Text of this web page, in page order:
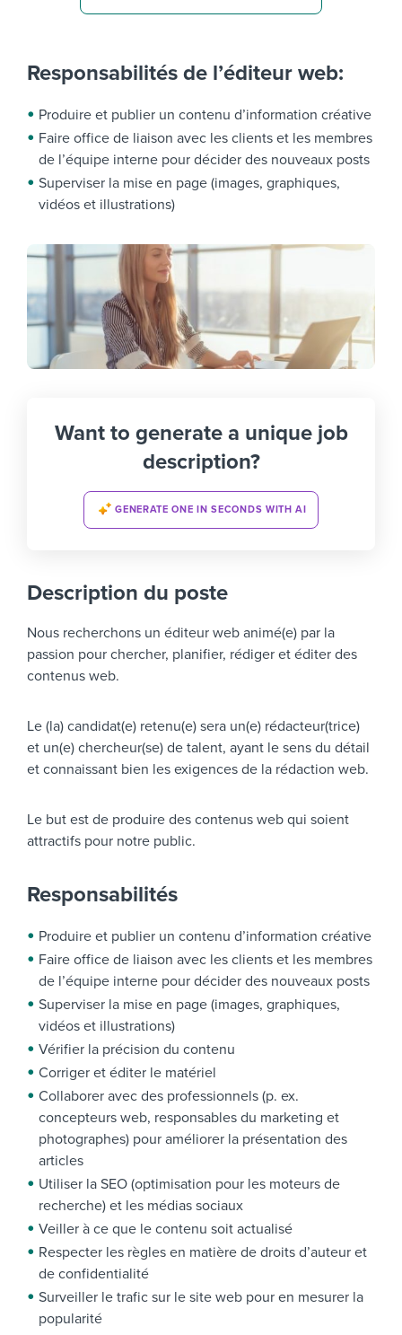
Responsabilités de l’éditeur web:
Produire et publier un contenu d’information créative
Faire office de liaison avec les clients et les membres
de l’équipe interne pour décider des nouveaux posts
Superviser la mise en page (images, graphiques,
vidéos et illustrations)
Want to generate a unique job
description?
GENERATE ONE IN SECONDS WITH AI
Description du poste
Nous recherchons un éditeur web animé(e) par la
passion pour chercher, planifier, rédiger et éditer des
contenus web.
Le (la) candidat(e) retenu(e) sera un(e) rédacteur(trice)
et un(e) chercheur(se) de talent, ayant le sens du détail
et connaissant bien les exigences de la rédaction web.
Le but est de produire des contenus web qui soient
attractifs pour notre public.
Responsabilités
Produire et publier un contenu d’information créative
Faire office de liaison avec les clients et les membres
de l’équipe interne pour décider des nouveaux posts
Superviser la mise en page (images, graphiques,
vidéos et illustrations)
Vérifier la précision du contenu
Corriger et éditer le matériel
Collaborer avec des professionnels (p. ex.
concepteurs web, responsables du marketing et
photographes) pour améliorer la présentation des
articles
Utiliser la SEO (optimisation pour les moteurs de
recherche) et les médias sociaux
Veiller à ce que le contenu soit actualisé
Respecter les règles en matière de droits d’auteur et
de confidentialité
Surveiller le trafic sur le site web pour en mesurer la
popularité